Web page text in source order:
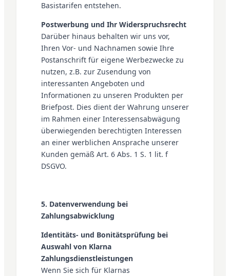
Basistarifen entstehen.
Postwerbung und Ihr Widerspruchsrecht
Darüber hinaus behalten wir uns vor,
Ihren Vor- und Nachnamen sowie Ihre
Postanschrift für eigene Werbezwecke zu
nutzen, z.B. zur Zusendung von
interessanten Angeboten und
Informationen zu unseren Produkten per
Briefpost. Dies dient der Wahrung unserer
im Rahmen einer Interessensabwägung
überwiegenden berechtigten Interessen
an einer werblichen Ansprache unserer
Kunden gemäß Art. 6 Abs. 1 S. 1 lit. f
DSGVO.
5. Datenverwendung bei
Zahlungsabwicklung
Identitäts- und Bonitätsprüfung bei
Auswahl von Klarna
Zahlungsdienstleistungen
Wenn Sie sich für Klarnas